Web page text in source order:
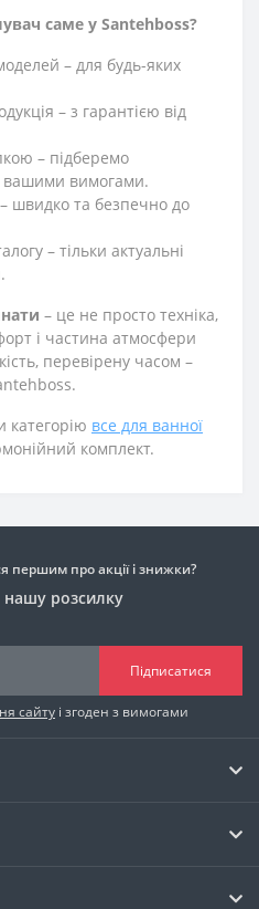
саме у Santehboss?
– для будь-яких
– з гарантією від
– підберемо
вашими вимогами.
– швидко та безпечно до
– тільки актуальні
– це не просто техніка,
і частина атмосфери
перевірену часом –
категорію все для ванної
комплект.
першим про акції і знижки?
нашу розсилку
Підписатися
сайту і згоден з вимогами